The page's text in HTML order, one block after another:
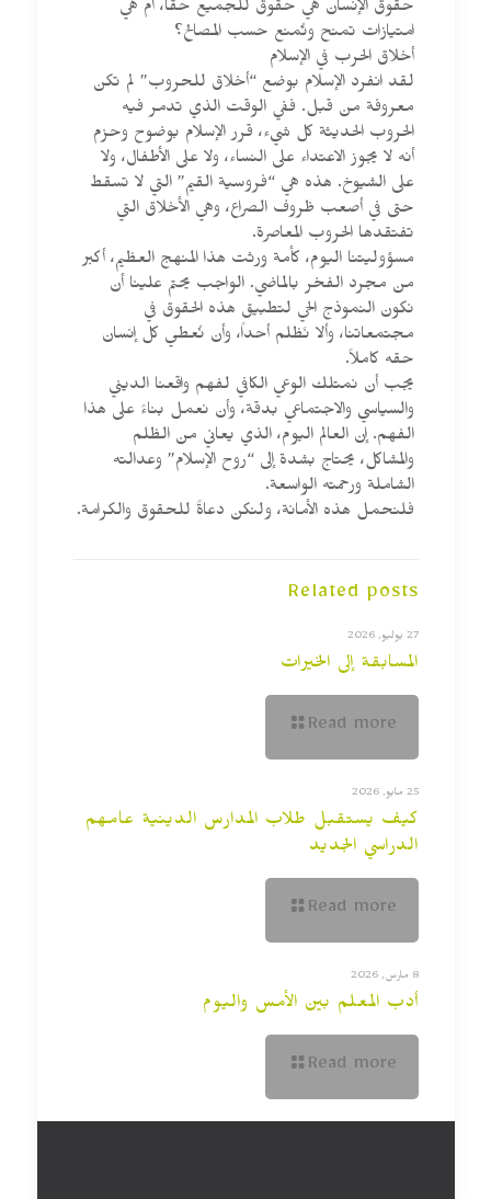
حقوق الإنسان هي حقوق للجميع حقاً، أم هي
امتيازات تمنح وتُمنع حسب المصالح؟
أخلاق الحرب في الإسلام
لقد انفرد الإسلام بوضع “أخلاق للحروب” لم تكن
معروفة من قبل. ففي الوقت الذي تدمر فيه
الحروب الحديثة كل شيء، قرر الإسلام بوضوح وحزم
أنه لا يجوز الاعتداء على النساء، ولا على الأطفال، ولا
على الشيوخ. هذه هي “فروسية القيم” التي لا تسقط
حتى في أصعب ظروف الصراع، وهي الأخلاق التي
تفتقدها الحروب المعاصرة.
مسؤوليتنا اليوم، كأمة ورثت هذا المنهج العظيم، أكبر
من مجرد الفخر بالماضي. الواجب يحتم علينا أن
نكون النموذج الحي لتطبيق هذه الحقوق في
مجتمعاتنا، وألا نَظلم أحداً، وأن نُعطي كل إنسان
حقه كاملاً.
يجب أن نمتلك الوعي الكافي لفهم واقعنا الديني
والسياسي والاجتماعي بدقة، وأن نعمل بناءً على هذا
الفهم. إن العالم اليوم، الذي يعاني من الظلم
والمشاكل، يحتاج بشدة إلى “روح الإسلام” وعدالته
الشاملة ورحمته الواسعة.
فلنحمل هذه الأمانة، ولنكن دعاةً للحقوق والكرامة.
Related posts
27 يوليو, 2026
المسابقة إلى الخيرات
Read more
25 مايو, 2026
كيف يستقبل طلاب المدارس الدينية عامهم
الدراسي الجديد
Read more
8 مارس, 2026
أدب المعلم بين الأمس واليوم
Read more